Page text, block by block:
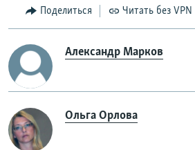
Поделиться Читать без VPN
Александр Марков
Ольга Орлова